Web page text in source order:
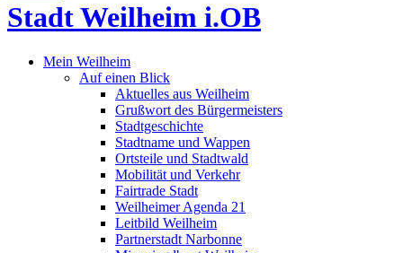
Stadt Weilheim i.OB
Mein Weilheim
Auf einen Blick
Aktuelles aus Weilheim
Grußwort des Bürgermeisters
Stadtgeschichte
Stadtname und Wappen
Ortsteile und Stadtwald
Mobilität und Verkehr
Fairtrade Stadt
Weilheimer Agenda 21
Leitbild Weilheim
Partnerstadt Narbonne